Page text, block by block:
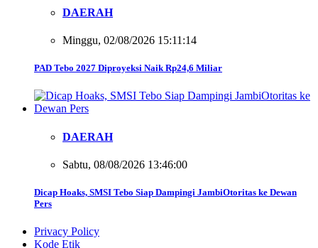
DAERAH
Minggu, 02/08/2026 15:11:14
PAD Tebo 2027 Diproyeksi Naik Rp24,6 Miliar
DAERAH
Sabtu, 08/08/2026 13:46:00
Dicap Hoaks, SMSI Tebo Siap Dampingi JambiOtoritas ke Dewan
Pers
Privacy Policy
Kode Etik